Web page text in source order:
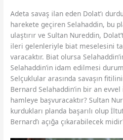
Adeta savaş ilan eden Dolat’ı
harekete geçiren Selahaddin, bu
ulaştırır ve Sultan Nureddin,
ileri gelenleriyle biat meselesini
varacaktır. Biat olursa
Selahaddin’in idam edilmesi
Selçuklular arasında savaşın
Bernard Selahaddin’in bir an
hamleye başvuracaktır? Sultan
kurdukları planda başarılı olup
Bernard’ı açığa çıkarabilecek